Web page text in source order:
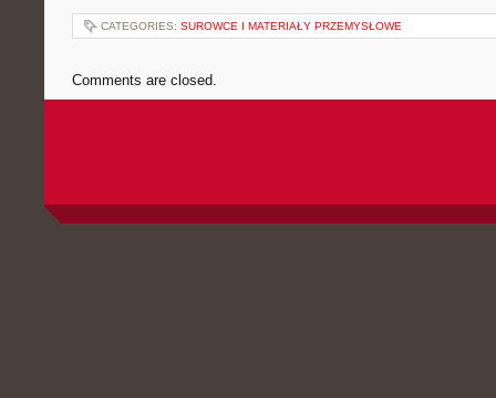
CATEGORIES: SUROWCE I MATERIAŁY PRZEMYSŁOWE
Comments are closed.